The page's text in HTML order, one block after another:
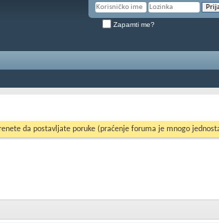
Zapamti me?
da postavljate poruke (praćenje foruma je mnogo